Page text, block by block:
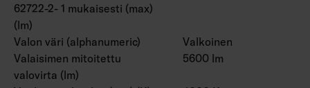
62722-2- 1 mukaisesti (max)
(lm)
Valon väri (alphanumeric)
Valkoinen
Valaisimen mitoitettu
valovirta (lm)
5600 lm